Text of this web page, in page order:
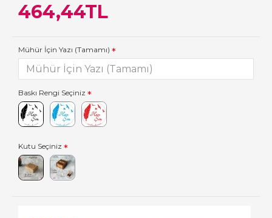
464,44TL
Mühür İçin Yazı (Tamamı)
Baskı Rengi Seçiniz
Kutu Seçiniz